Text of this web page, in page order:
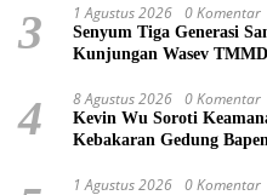
3 1 Agustus 2026 0 Komentar
Senyum Tiga Generasi
Kunjungan Wasev
4 8 Agustus 2026 0 Komentar
Kevin Wu Soroti
Kebakaran Gedung
1 Agustus 2026 0 Komentar